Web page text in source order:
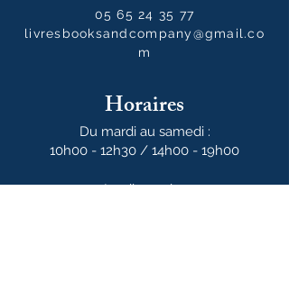
05 65 24 35 77
livresbooksandcompany@gmail.co
m
Horaires
Du mardi au samedi :
10h00 - 12h30 / 14h00 - 19h00
Le dimanche